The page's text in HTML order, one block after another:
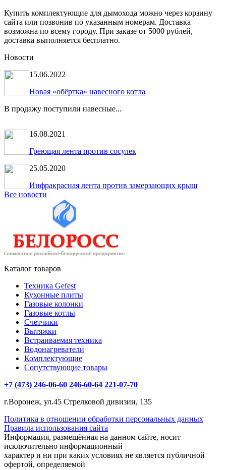
Купить комплектующие для дымохода можно через корзину
сайта или позвонив по указанным номерам. Доставка
возможна по всему городу. При заказе от 5000 рублей,
доставка выполняется бесплатно.
Новости
15.06.2022
Новая «обёртка» навесного котла
В продажу поступили навесные...
16.08.2021
Греющая лента против сосулек
25.05.2020
Инфракрасная лента против замерзающих крыш
Все новости
Каталог товаров
Техника Gefest
Кухонные плиты
Газовые колонки
Газовые котлы
Счетчики
Вытяжки
Встраиваемая техника
Водонагреватели
Комплектующие
Сопутствующие товары
+7 (473) 246-06-60 246-60-64 221-07-70
г.Воронеж, ул.45 Стрелковой дивизии, 135
Политика в отношении обработки персональных данных
Правила использования сайта
Информация, размещённая на данном сайте, носит
исключительно информационный
характер и ни при каких условиях не является публичной
офертой, определяемой